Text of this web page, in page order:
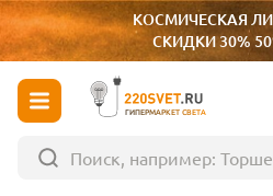
КОСМИЧЕСКАЯ
СКИДКИ 30%
ГИПЕРМАРКЕТ СВЕТА